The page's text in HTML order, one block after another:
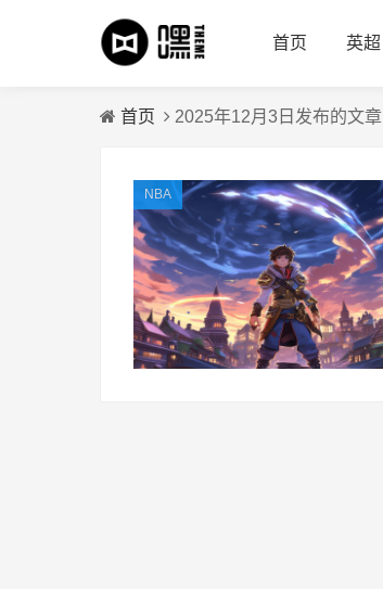
首页 英超
首页 2025年12月3日发布的文章
NBA